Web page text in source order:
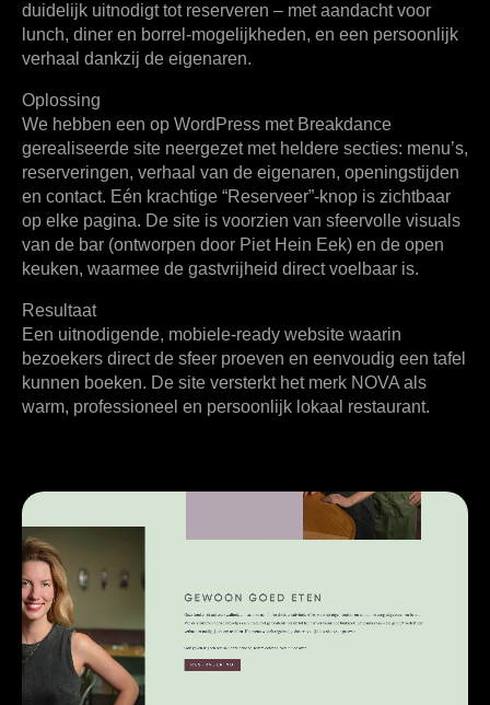
duidelijk uitnodigt tot reserveren – met aandacht voor
lunch, diner en borrel-mogelijkheden, en een persoonlijk
verhaal dankzij de eigenaren.
Oplossing
We hebben een op WordPress met Breakdance
gerealiseerde site neergezet met heldere secties: menu’s,
reserveringen, verhaal van de eigenaren, openingstijden
en contact. Eén krachtige “Reserveer”-knop is zichtbaar
op elke pagina. De site is voorzien van sfeervolle visuals
van de bar (ontworpen door Piet Hein Eek) en de open
keuken, waarmee de gastvrijheid direct voelbaar is.
Resultaat
Een uitnodigende, mobiele-ready website waarin
bezoekers direct de sfeer proeven en eenvoudig een tafel
kunnen boeken. De site versterkt het merk NOVA als
warm, professioneel en persoonlijk lokaal restaurant.